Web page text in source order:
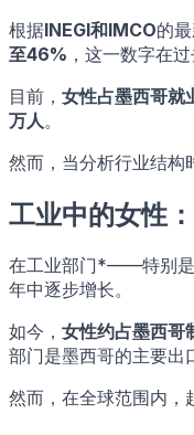
根据INEGI和IMCO的
至46% ，这一数字在
目前， 女性占墨西哥
万人 。
然而，当分析行业结构
工业中的女性
在工业部门*——特别
年中逐步增长。
如今， 女性约占墨西
部门是墨西哥的主要出
然而，在全球范围内，